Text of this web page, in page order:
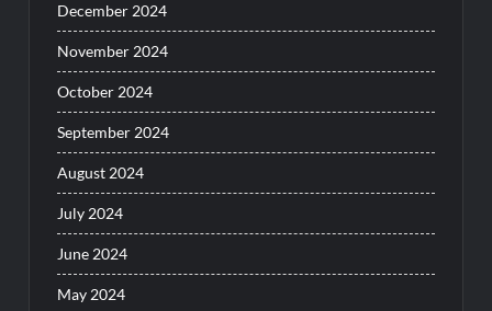
December 2024
November 2024
October 2024
September 2024
August 2024
July 2024
June 2024
May 2024